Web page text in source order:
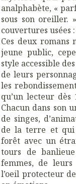
analphabète, «
sous son oreiller.
couvertures usées
Ces deux romans
jeune public,
style accessible
de leurs
les
qu’un lecteur
Chacun dans son
de singes,
de la terre et qui
forêt avec un
tours de
femmes, de leurs
l’oeil protecteur